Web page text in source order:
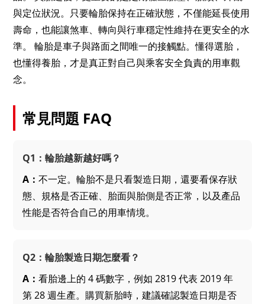
與定位狀況。只要輪胎保持在正確狀態，不僅能延長使用
壽命，也能讓煞車、轉向與行車穩定性維持在更安全的水
準。 輪胎是車子與路面之間唯一的接觸點。懂得選胎，
也懂得養胎，才是真正對自己與乘客安全負責的用車觀
念。
常見問題 FAQ
Q1：輪胎越新越好嗎？
A：不一定。輪胎不是只看製造日期，還要看保存狀
態、規格是否正確、胎面與胎側是否正常，以及產品
性能是否符合自己的用車情境。
Q2：輪胎製造日期怎麼看？
A：看胎邊上的 4 碼數字，例如 2819 代表 2019 年
第 28 週生產。購買新胎時，建議確認製造日期是否